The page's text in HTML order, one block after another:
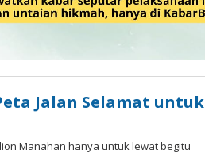
Jalan Selamat untuk
Manahan hanya untuk lewat begitu